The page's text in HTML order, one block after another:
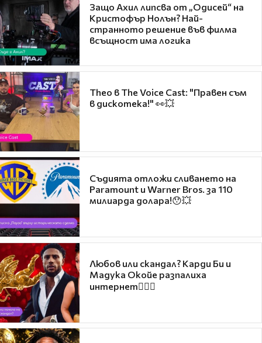
Защо Ахил липсва от „Одисей“ на
Кристофър Нолън? Най-
странното решение във филма
всъщност има логика
Theo в The Voice Cast: "Правен съм
в дискотека!" 👀💥
Съдията отложи сливането на
Paramount и Warner Bros. за 110
милиарда долара!😯💥
Любов или скандал? Карди Би и
Мадука Окойе разпалиха
интернет❤️‍🔥🔥